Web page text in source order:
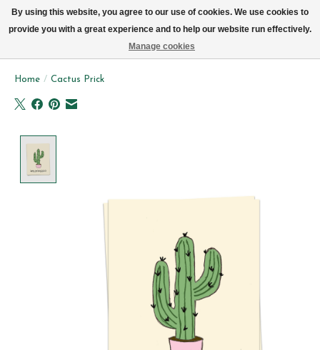
Home / Cactus Prick
By using this website, you agree to our use of cookies. We use cookies to
provide you with a great experience and to help our website run effectively.
Manage cookies